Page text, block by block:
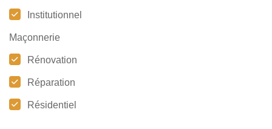
Institutionnel
Maçonnerie
Rénovation
Réparation
Résidentiel